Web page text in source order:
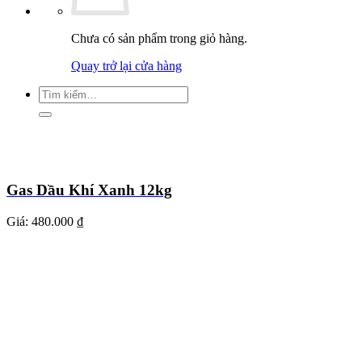
Chưa có sản phẩm trong giỏ hàng.
Quay trở lại cửa hàng
Tìm
kiếm:
Gas Dầu Khí Xanh 12kg
Giá: 480.000 ₫